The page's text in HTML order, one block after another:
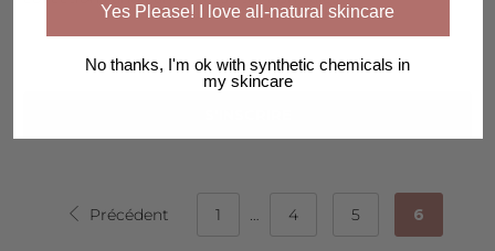
Précédent 1 … 4 5 6
Yes Please! I love all-natural skincare
No thanks, I'm ok with synthetic chemicals in
my skincare